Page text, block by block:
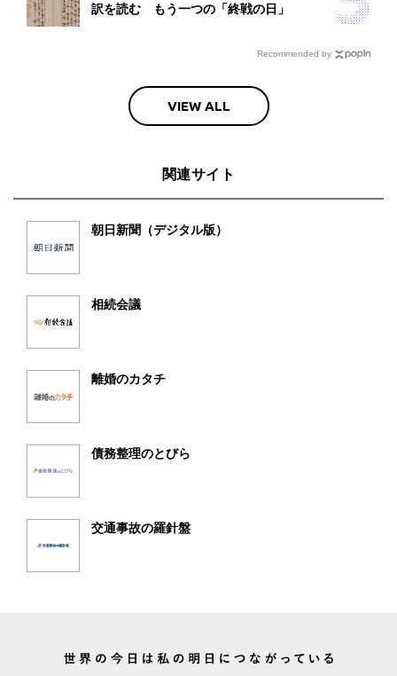
訳を読む もう一つの「終戦の日」
Recommended by
VIEW ALL
関連サイト
朝日新聞（デジタル版）
相続会議
離婚のカタチ
債務整理のとびら
交通事故の羅針盤